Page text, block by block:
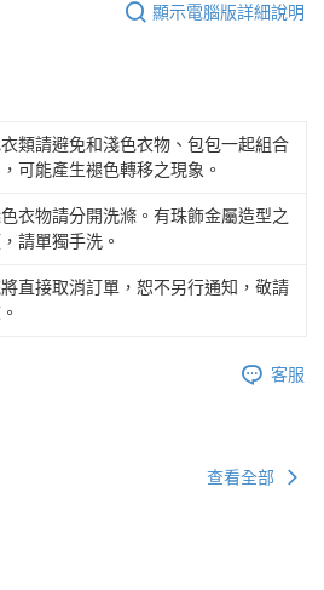
顯示電腦版詳細說明
類請避免和淺色衣物、包包一起組合
可能產生褪色轉移之現象。
衣物請分開洗滌。有珠飾金屬造型之
請單獨手洗。
直接取消訂單，恕不另行通知，敬請
客服
查看全部